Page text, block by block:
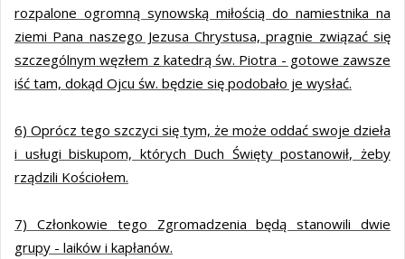
rozpalone ogromną synowską miłością do namiestnika na
ziemi Pana naszego Jezusa Chrystusa, pragnie związać się
szczególnym węzłem z katedrą św. Piotra - gotowe zawsze
iść tam, dokąd Ojcu św. będzie się podobało je wysłać.
6) Oprócz tego szczyci się tym, że może oddać swoje dzieła
i usługi biskupom, których Duch Święty postanowił, żeby
rządzili Kościołem.
7) Członkowie tego Zgromadzenia będą stanowili dwie
grupy - laików i kapłanów.